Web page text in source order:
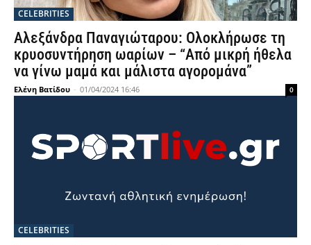
CELEBRITIES
Αλεξάνδρα Παναγιώταρου: Ολοκλήρωσε τη
κρυοσυντήρηση ωαρίων – “Από μικρή ήθελα
να γίνω μαμά και μάλιστα αγορομάνα”
Ελένη Βατίδου - 01/04/2024 16:46 0
CELEBRITIES